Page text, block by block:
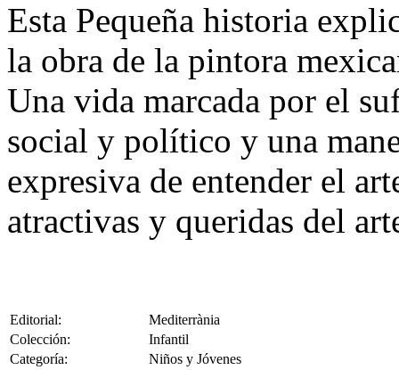
Esta Pequeña historia
la obra de la pintora
Una vida marcada por el
social y político y una
expresiva de entender el
atractivas y queridas del
Editorial:
Mediterrània
Colección:
Infantil
Categoría:
Niños y Jóvenes